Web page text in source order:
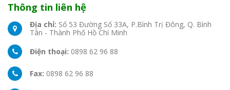
Thông tin liên hệ
Địa chỉ: Số 53 Đường Số 33A, P.Bình Trị Đông, Q. Bình
Tân - Thành Phố Hồ Chí Minh
Điện thoại: 0898 62 96 88
Fax: 0898 62 96 88